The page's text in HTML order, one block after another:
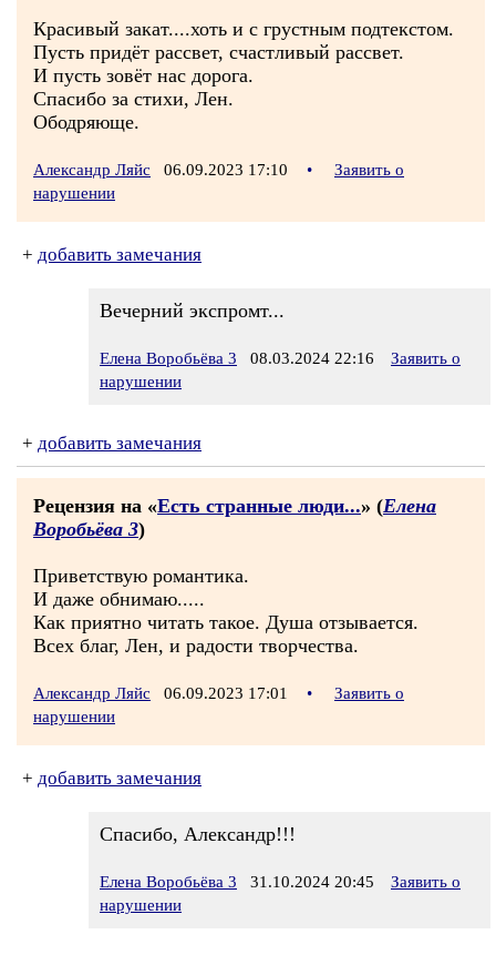
Красивый закат....хоть и с грустным подтекстом.
Пусть придёт рассвет, счастливый рассвет.
И пусть зовёт нас дорога.
Спасибо за стихи, Лен.
Ободряюще.
Александр Ляйс 06.09.2023 17:10 •
Заявить о
нарушении
+ добавить замечания
Вечерний экспромт...
Елена Воробьёва 3 08.03.2024 22:16
Заявить о
нарушении
+ добавить замечания
Рецензия на «Есть странные люди...» (Елена
Воробьёва 3)
Приветствую романтика.
И даже обнимаю.....
Как приятно читать такое. Душа отзывается.
Всех благ, Лен, и радости творчества.
Александр Ляйс 06.09.2023 17:01 •
Заявить о
нарушении
+ добавить замечания
Спасибо, Александр!!!
Елена Воробьёва 3 31.10.2024 20:45
Заявить о
нарушении